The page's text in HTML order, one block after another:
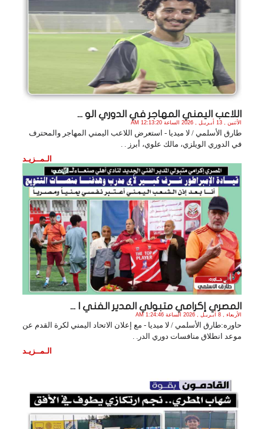
اللاعب اليمني المهاجر في الدوري الو ...
الأثنين , 13 أبـريـل , 2026 الساعة 12:13:20 AM
طارق الأسلمي / لا ميديا - استعرض اللاعب اليمني المهاجر والمحترف
في الدوري الويلزي، مالك علوي، أبرز . .
الـمــزيـد
المصري إكرامي متبولي المدير الفني ا ...
الأربعاء , 8 أبـريـل , 2026 الساعة 1:24:46 AM
حاوره:طارق الأسلمي / لا ميديا - مع إعلان الاتحاد اليمني لكرة القدم عن
موعد انطلاق منافسات دوري الدر. .
الـمــزيـد